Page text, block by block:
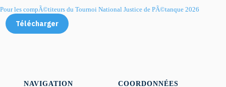
Pour les compÃ©️titeurs du Tournoi National Justice de PÃ©️tanque 2026
Télécharger
NAVIGATION COORDONNÉES